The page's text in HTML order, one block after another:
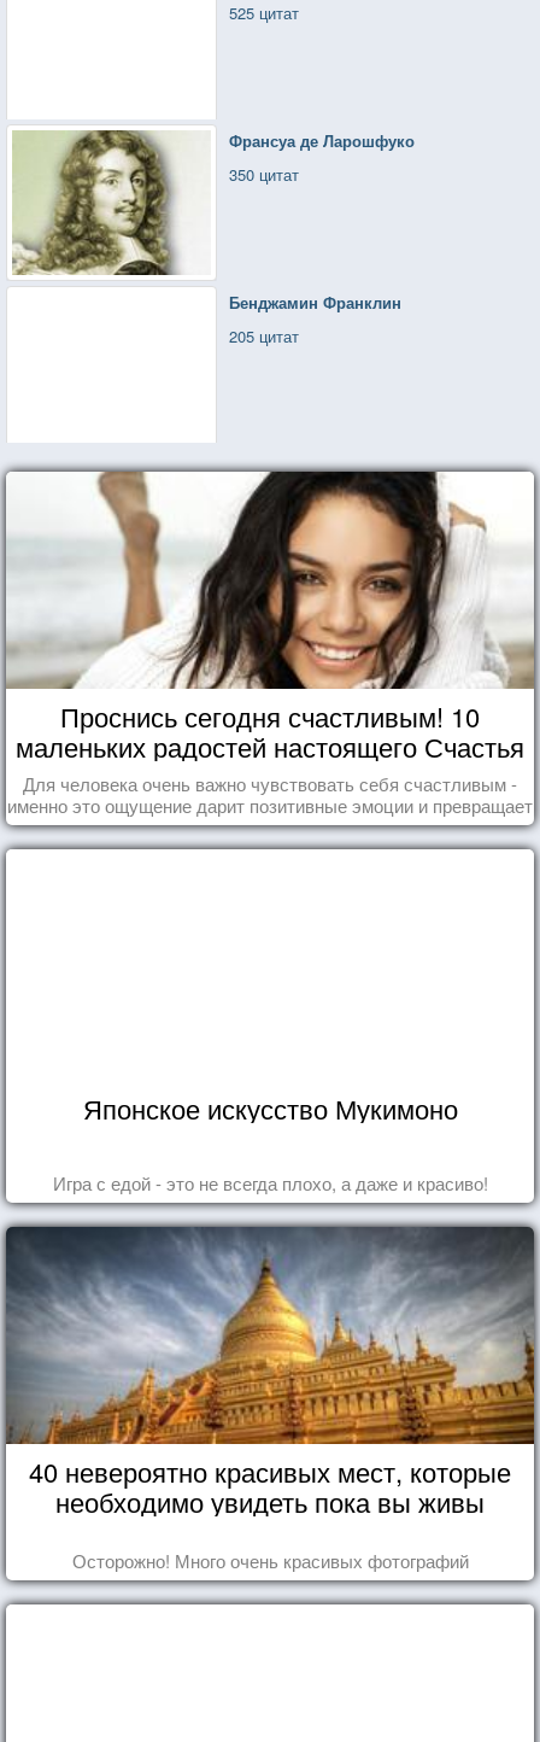
525 цитат
Франсуа де Ларошфуко
350 цитат
Бенджамин Франклин
205 цитат
Проснись сегодня счастливым! 10
маленьких радостей настоящего Счастья
Для человека очень важно чувствовать себя счастливым -
именно это ощущение дарит позитивные эмоции и превращает
каждый день в маленький праздник.
Японское искусство Мукимоно
Игра с едой - это не всегда плохо, а даже и красиво!
40 невероятно красивых мест, которые
необходимо увидеть пока вы живы
Осторожно! Много очень красивых фотографий